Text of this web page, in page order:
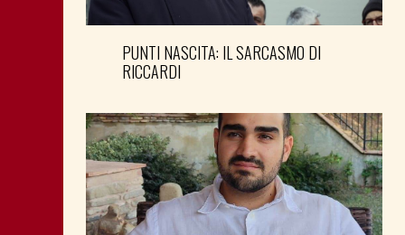
PUNTI NASCITA: IL SARCASMO DI
RICCARDI